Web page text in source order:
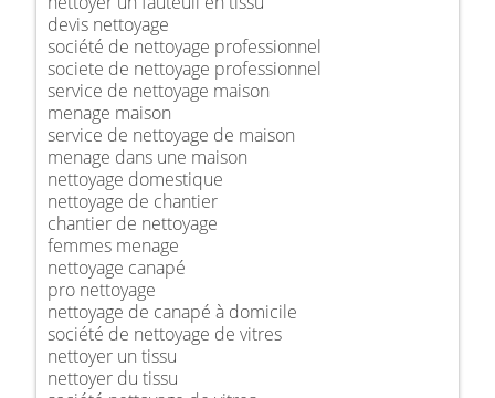
devis nettoyage
société de nettoyage professionnel
societe de nettoyage professionnel
service de nettoyage maison
menage maison
service de nettoyage de maison
menage dans une maison
nettoyage domestique
nettoyage de chantier
chantier de nettoyage
femmes menage
nettoyage canapé
pro nettoyage
nettoyage de canapé à domicile
société de nettoyage de vitres
nettoyer un tissu
nettoyer du tissu